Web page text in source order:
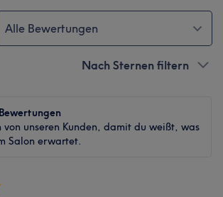
Alle Bewertungen
Nach Sternen filtern
von unseren Kunden, damit du weißt, was
Salon erwartet.